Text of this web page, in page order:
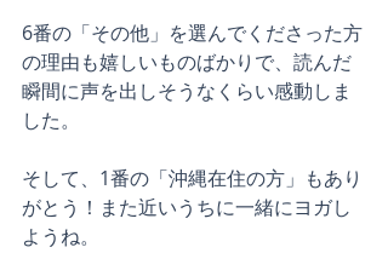
6番の「その他」を選んでくださった方
の理由も嬉しいものばかりで、読んだ
瞬間に声を出しそうなくらい感動しま
した。
そして、1番の「沖縄在住の方」もあり
がとう！また近いうちに一緒にヨガし
ようね。